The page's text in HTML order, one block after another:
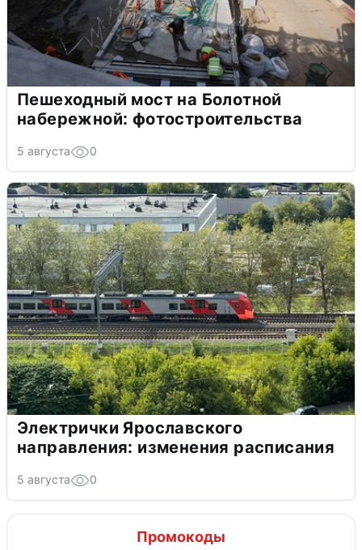
Пешеходный мост на Болотной
набережной: фотостроительства
5 августа 0
Электрички Ярославского
направления: изменения расписания
5 августа 0
Промокоды